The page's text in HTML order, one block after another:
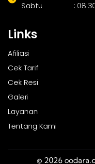
Sabtu : 08:30 -
Links
Afiliasi
Cek Tarif
Cek Resi
Galeri
Layanan
Tentang Kami
© 2026